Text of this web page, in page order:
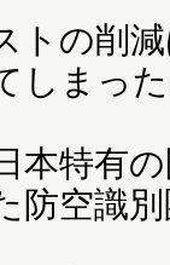
トの削
しまった
特有の
防空識